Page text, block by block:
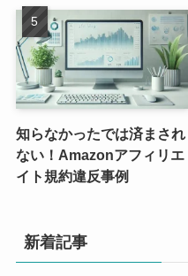
知らなかったでは済まされ
ない！Amazonアフィリエ
イト規約違反事例
新着記事